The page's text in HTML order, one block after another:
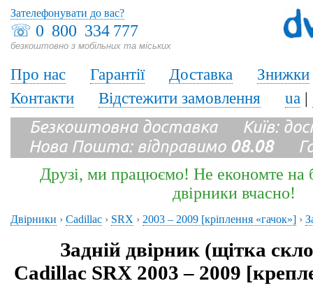
☏ 0 800 334 777
безкоштовно з мобільних та міських
Зателефонувати до вас?
Про нас Гарантії Доставка
Знижки
Контакти
Відстежити замовлення ua |
Безкоштовна доставка Київ:
Нова Пошта: відправимо 08.08
Друзі, ми працюємо! Не економте на
двірники вчасно!
Двірники › Cadillac › SRX › 2003 – 2009 [кріплення «гачок»] ›
Задній двірник (щітка
Cadillac SRX 2003 – 2009